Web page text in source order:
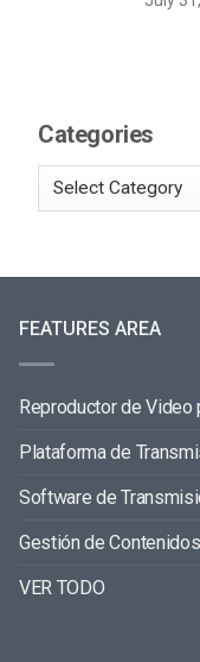
Categories
FEATURES AREA
Reproductor de
Plataforma de
Software de
Gestión de
VER TODO